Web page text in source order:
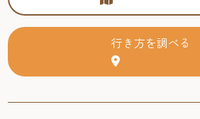
行き方を調べる